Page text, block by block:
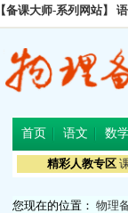
【备课大师-系列网站】
首页 语文 数
精彩人教专区
您现在的位置： 物理